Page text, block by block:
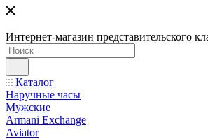
Интернет-магазин представительского
Каталог
Наручные часы
Мужские
Armani Exchange
Aviator